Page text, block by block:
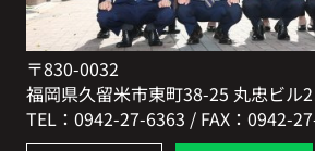
〒830-0032
福岡県久留米市東町38-25 丸忠ビル2
TEL：0942-27-6363 / FAX：0942-